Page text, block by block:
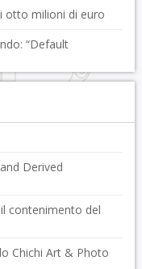
otto milioni di euro
“Default
Derived
contenimento del
Chichi Art & Photo